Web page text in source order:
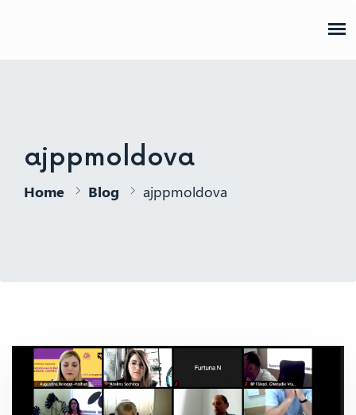
ajppmoldova
Home Blog ajppmoldova